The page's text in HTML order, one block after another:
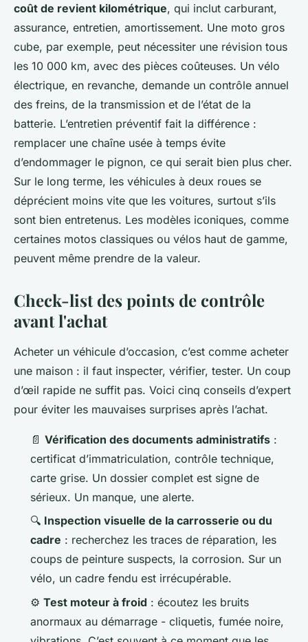
coût de revient kilométrique, qui inclut carburant,
assurance, entretien, amortissement. Une moto gros
cube, par exemple, peut nécessiter une révision tous
les 10 000 km, avec des pièces coûteuses. Un vélo
électrique, en revanche, demande un contrôle annuel
des freins, de la transmission et de l’état de la
batterie. L’entretien préventif fait la différence :
remplacer une chaîne usée à temps évite
d’endommager le pignon, ce qui serait bien plus cher.
Sur le long terme, les véhicules à deux roues se
déprécient moins vite que les voitures, surtout s’ils
sont bien entretenus. Les modèles iconiques, comme
certaines motos classiques ou vélos haut de gamme,
peuvent même prendre de la valeur.
Check-list des points de contrôle
avant l'achat
Acheter un véhicule d’occasion, c’est comme acheter
une maison : il faut inspecter, vérifier, tester. Un coup
d’œil rapide ne suffit pas. Voici cinq conseils d’expert
pour éviter les mauvaises surprises après l’achat.
📄 Vérification des documents administratifs :
certificat d’immatriculation, contrôle technique,
carte grise. Un dossier complet est signe de
sérieux. Un manque, une alerte.
🔍 Inspection visuelle de la carrosserie ou du
cadre : recherchez les traces de réparation, les
coups de peinture suspects, la corrosion. Sur un
vélo, un cadre fendu est irrécupérable.
⚙️ Test moteur à froid : écoutez les bruits
anormaux au démarrage - cliquetis, fumée noire,